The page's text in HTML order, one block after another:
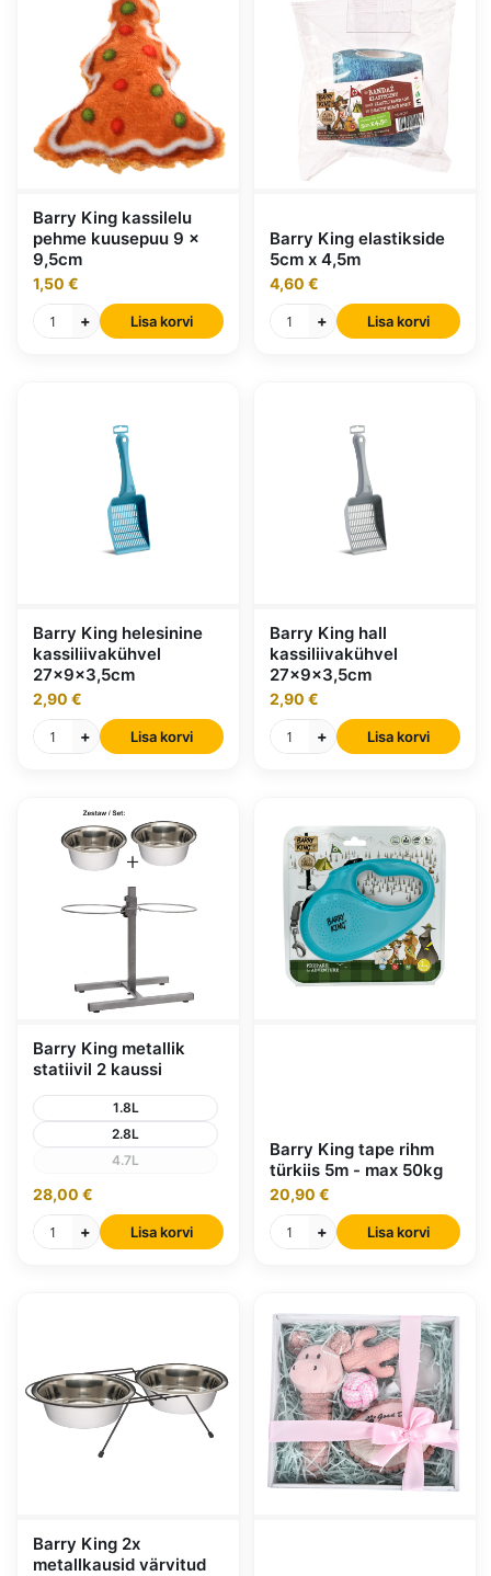
Barry King kassilelu
pehme kuusepuu 9 x
9,5cm
1,50 €
+
Lisa korvi
Barry King elastikside
5cm x 4,5m
4,60 €
+
Lisa korvi
Barry King helesinine
kassiliivakühvel
27x9x3,5cm
2,90 €
+
Lisa korvi
Barry King hall
kassiliivakühvel
27x9x3,5cm
2,90 €
+
Lisa korvi
Barry King metallik
statiivil 2 kaussi
1.8L
2.8L
4.7L
28,00 €
+
Lisa korvi
Barry King tape rihm
türkiis 5m - max 50kg
20,90 €
+
Lisa korvi
Barry King 2x
metallkausid värvitud